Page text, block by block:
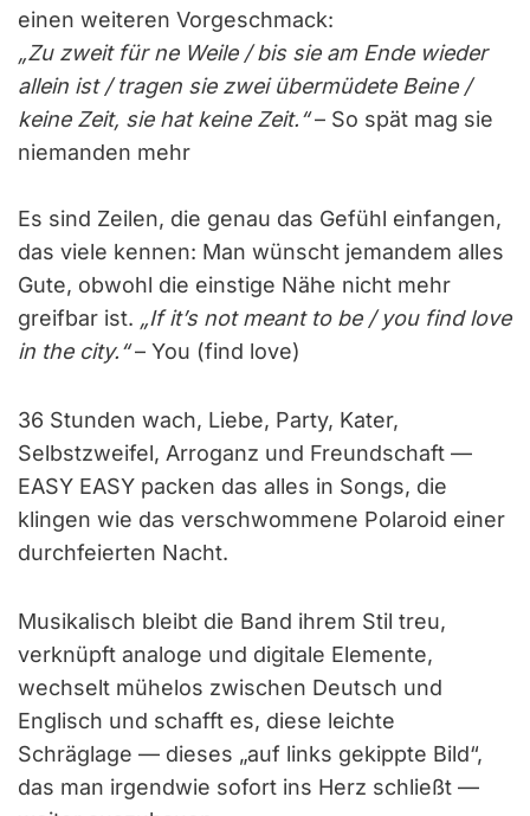
einen weiteren Vorgeschmack:
„Zu zweit für ne Weile / bis sie am Ende wieder
allein ist / tragen sie zwei übermüdete Beine /
keine Zeit, sie hat keine Zeit.“– So spät mag sie
niemanden mehr
Es sind Zeilen, die genau das Gefühl einfangen,
das viele kennen: Man wünscht jemandem alles
Gute, obwohl die einstige Nähe nicht mehr
greifbar ist. „If it’s not meant to be / you find love
in the city.“– You (find love)
36 Stunden wach, Liebe, Party, Kater,
Selbstzweifel, Arroganz und Freundschaft —
EASY EASY packen das alles in Songs, die
klingen wie das verschwommene Polaroid einer
durchfeierten Nacht.
Musikalisch bleibt die Band ihrem Stil treu,
verknüpft analoge und digitale Elemente,
wechselt mühelos zwischen Deutsch und
Englisch und schafft es, diese leichte
Schräglage — dieses „auf links gekippte Bild“,
das man irgendwie sofort ins Herz schließt —